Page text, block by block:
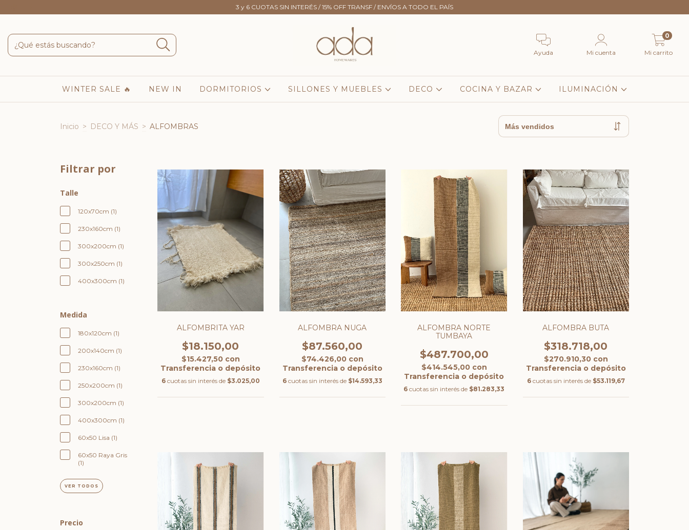
3 y 6 CUOTAS SIN INTERÉS / 15% OFF TRANSF / ENVÍOS A TODO EL PAÍS
Ayuda Mi cuenta Mi carrito
0
WINTER SALE 🔥 NEW IN DORMITORIOS SILLONES Y MUEBLES DECO COCINA Y BAZAR ILUMINACIÓN
Inicio > DECO Y MÁS > ALFOMBRAS
Filtrar por
Talle
120x70cm (1)
230x160cm (1)
300x200cm (1)
300x250cm (1)
400x300cm (1)
Medida
180x120cm (1)
200x140cm (1)
230x160cm (1)
250x200cm (1)
300x200cm (1)
400x300cm (1)
60x50 Lisa (1)
60x50 Raya Gris
(1)
VER TODOS
Precio
ALFOMBRITA YAR
$18.150,00
$15.427,50 con
Transferencia o depósito
6 cuotas sin interés de $3.025,00
ALFOMBRA NUGA
$87.560,00
$74.426,00 con
Transferencia o depósito
6 cuotas sin interés de $14.593,33
ALFOMBRA NORTE
TUMBAYA
$487.700,00
$414.545,00 con
Transferencia o depósito
6 cuotas sin interés de $81.283,33
ALFOMBRA BUTA
$318.718,00
$270.910,30 con
Transferencia o depósito
6 cuotas sin interés de $53.119,67